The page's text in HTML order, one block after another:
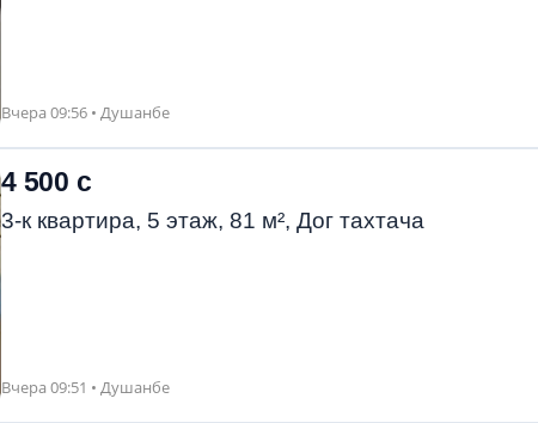
Вчера 09:56 • Душанбе
4 500 с
3-к квартира, 5 этаж, 81 м², Дог тахтача
Вчера 09:51 • Душанбе